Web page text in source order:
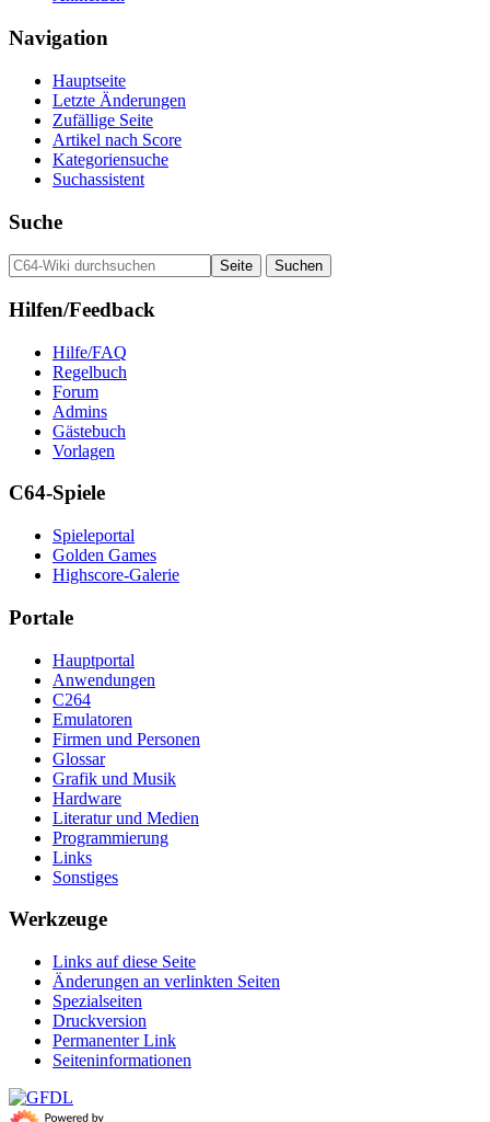
Navigation
Hauptseite
Letzte Änderungen
Zufällige Seite
Artikel nach Score
Kategoriensuche
Suchassistent
Suche
Hilfen/Feedback
Hilfe/FAQ
Regelbuch
Forum
Admins
Gästebuch
Vorlagen
C64-Spiele
Spieleportal
Golden Games
Highscore-Galerie
Portale
Hauptportal
Anwendungen
C264
Emulatoren
Firmen und Personen
Glossar
Grafik und Musik
Hardware
Literatur und Medien
Programmierung
Links
Sonstiges
Werkzeuge
Links auf diese Seite
Änderungen an verlinkten Seiten
Spezialseiten
Druckversion
Permanenter Link
Seiten­­informationen